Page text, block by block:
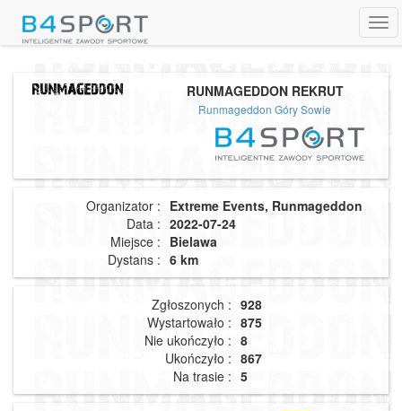
RUNMAGEDDON REKRUT
Runmageddon Góry Sowie
Organizator : Extreme Events, Runmageddon
Data : 2022-07-24
Miejsce : Bielawa
Dystans : 6 km
Zgłoszonych : 928
Wystartowało : 875
Nie ukończyło : 8
Ukończyło : 867
Na trasie : 5